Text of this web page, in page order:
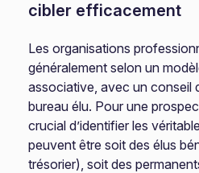
cibler efficacement
Les organisations
généralement selon un
associative, avec un conseil
bureau élu. Pour une
crucial d’identifier les
peuvent être soit des élus
trésorier), soit des